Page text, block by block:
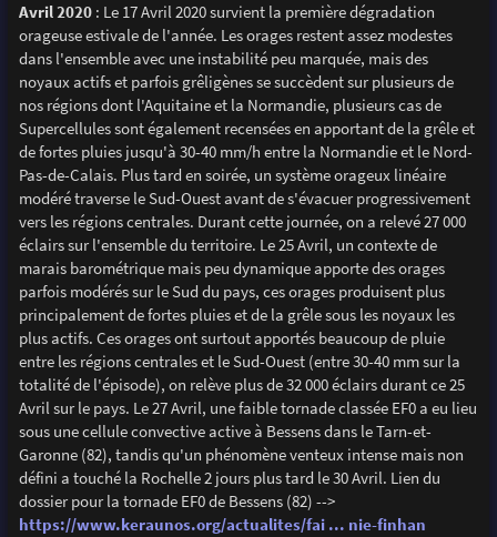
Avril 2020: Le 17 Avril 2020 survient la première dégradation
orageuse estivale de l'année. Les orages restent assez modestes
dans l'ensemble avec une instabilité peu marquée, mais des
noyaux actifs et parfois grêligènes se succèdent sur plusieurs de
nos régions dont l'Aquitaine et la Normandie, plusieurs cas de
Supercellules sont également recensées en apportant de la grêle et
de fortes pluies jusqu'à 30-40 mm/h entre la Normandie et le Nord-
Pas-de-Calais. Plus tard en soirée, un système orageux linéaire
modéré traverse le Sud-Ouest avant de s'évacuer progressivement
vers les régions centrales. Durant cette journée, on a relevé 27 000
éclairs sur l'ensemble du territoire. Le 25 Avril, un contexte de
marais barométrique mais peu dynamique apporte des orages
parfois modérés sur le Sud du pays, ces orages produisent plus
principalement de fortes pluies et de la grêle sous les noyaux les
plus actifs. Ces orages ont surtout apportés beaucoup de pluie
entre les régions centrales et le Sud-Ouest (entre 30-40 mm sur la
totalité de l'épisode), on relève plus de 32 000 éclairs durant ce 25
Avril sur le pays. Le 27 Avril, une faible tornade classée EF0 a eu lieu
sous une cellule convective active à Bessens dans le Tarn-et-
Garonne (82), tandis qu'un phénomène venteux intense mais non
défini a touché la Rochelle 2 jours plus tard le 30 Avril. Lien du
dossier pour la tornade EF0 de Bessens (82) -->
https://www.keraunos.org/actualites/fai ... nie-finhan